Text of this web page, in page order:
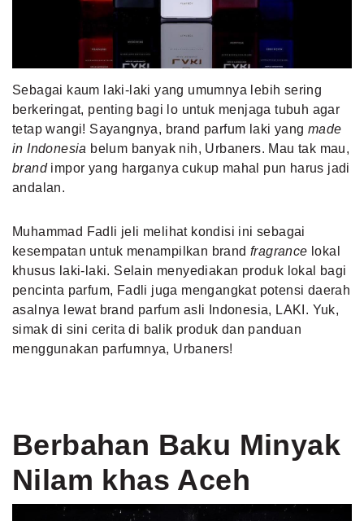
Sebagai kaum laki-laki yang umumnya lebih sering
berkeringat, penting bagi lo untuk menjaga tubuh agar
tetap wangi! Sayangnya, brand parfum laki yang made
in Indonesia belum banyak nih, Urbaners. Mau tak mau,
brandimpor yang harganya cukup mahal pun harus jadi
andalan.
Muhammad Fadli jeli melihat kondisi ini sebagai
kesempatan untuk menampilkan brand fragrance lokal
khusus laki-laki. Selain menyediakan produk lokal bagi
pencinta parfum, Fadli juga mengangkat potensi daerah
asalnya lewat brand parfum asli Indonesia, LAKI. Yuk,
simak di sini cerita di balik produk dan panduan
menggunakan parfumnya, Urbaners!
Berbahan Baku Minyak
Nilam khas Aceh